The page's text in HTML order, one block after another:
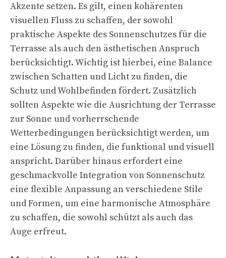
Akzente setzen. Es gilt, einen kohärenten
visuellen Fluss zu schaffen, der sowohl
praktische Aspekte des Sonnenschutzes für die
Terrasse als auch den ästhetischen Anspruch
berücksichtigt. Wichtig ist hierbei, eine Balance
zwischen Schatten und Licht zu finden, die
Schutz und Wohlbefinden fördert. Zusätzlich
sollten Aspekte wie die Ausrichtung der Terrasse
zur Sonne und vorherrschende
Wetterbedingungen berücksichtigt werden, um
eine Lösung zu finden, die funktional und visuell
anspricht. Darüber hinaus erfordert eine
geschmackvolle Integration von Sonnenschutz
eine flexible Anpassung an verschiedene Stile
und Formen, um eine harmonische Atmosphäre
zu schaffen, die sowohl schützt als auch das
Auge erfreut.